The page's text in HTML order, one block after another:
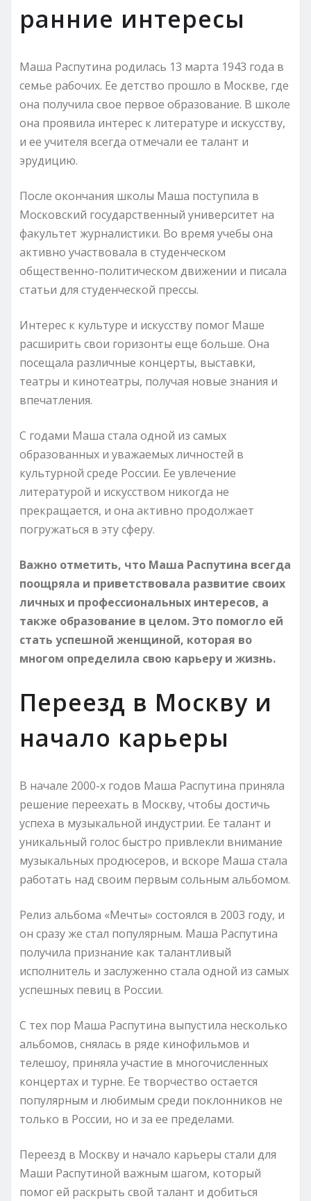
ранние интересы
Маша Распутина родилась 13 марта 1943 года в
семье рабочих. Ее детство прошло в Москве, где
она получила свое первое образование. В школе
она проявила интерес к литературе и искусству,
и ее учителя всегда отмечали ее талант и
эрудицию.
После окончания школы Маша поступила в
Московский государственный университет на
факультет журналистики. Во время учебы она
активно участвовала в студенческом
общественно-политическом движении и писала
статьи для студенческой прессы.
Интерес к культуре и искусству помог Маше
расширить свои горизонты еще больше. Она
посещала различные концерты, выставки,
театры и кинотеатры, получая новые знания и
впечатления.
С годами Маша стала одной из самых
образованных и уважаемых личностей в
культурной среде России. Ее увлечение
литературой и искусством никогда не
прекращается, и она активно продолжает
погружаться в эту сферу.
Важно отметить, что Маша Распутина всегда
поощряла и приветствовала развитие своих
личных и профессиональных интересов, а
также образование в целом. Это помогло ей
стать успешной женщиной, которая во
многом определила свою карьеру и жизнь.
Переезд в Москву и
начало карьеры
В начале 2000-х годов Маша Распутина приняла
решение переехать в Москву, чтобы достичь
успеха в музыкальной индустрии. Ее талант и
уникальный голос быстро привлекли внимание
музыкальных продюсеров, и вскоре Маша стала
работать над своим первым сольным альбомом.
Релиз альбома «Мечты» состоялся в 2003 году, и
он сразу же стал популярным. Маша Распутина
получила признание как талантливый
исполнитель и заслуженно стала одной из самых
успешных певиц в России.
С тех пор Маша Распутина выпустила несколько
альбомов, снялась в ряде кинофильмов и
телешоу, приняла участие в многочисленных
концертах и турне. Ее творчество остается
популярным и любимым среди поклонников не
только в России, но и за ее пределами.
Переезд в Москву и начало карьеры стали для
Маши Распутиной важным шагом, который
помог ей раскрыть свой талант и добиться